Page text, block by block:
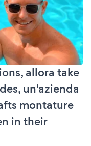
allora take
un'azienda
montature
in their